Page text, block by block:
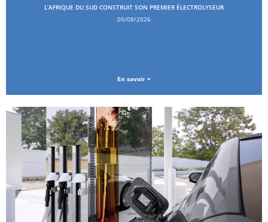
L’AFRIQUE DU SUD CONSTRUIT SON PREMIER ÉLECTROLYSEUR
05/08/2026
En savoir +